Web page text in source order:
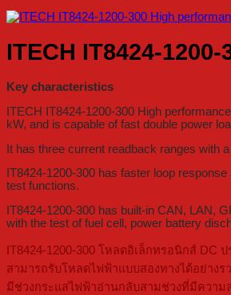
ITECH IT8424-
Key characteristics
ITECH IT8424-1200-300 High
kW, and is capable of fast double power
It has three current readback ranges with
IT8424-1200-300 has faster loop
test functions.
IT8424-1200-300 has built-in CAN, LAN,
with the test of fuel cell, power battery
IT8424-1200-300 โหลดอิเล็กทรอนิกส์ DC
สามารถรับโหลดไฟฟ้าแบบสองทางได้อย่างรว
มีช่วงกระแสไฟฟ้าอ่านกลับสามช่วงที่มีความ